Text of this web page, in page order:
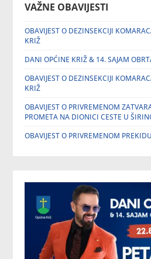
VAŽNE OBAVIJESTI
OBAVIJEST O DEZINSEKCIJI
KRIŽ
DANI OPĆINE KRIŽ & 14. SAJAM
OBAVIJEST O DEZINSEKCIJI
KRIŽ
OBAVIJEST O PRIVREMENOM
PROMETA NA DIONICI CESTE U
OBAVIJEST O PRIVREMENOM